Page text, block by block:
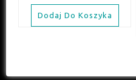
Dodaj Do Koszyka